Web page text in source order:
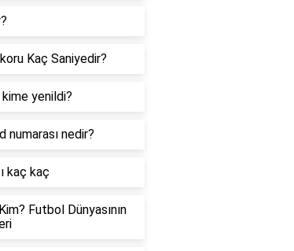
Kaç Saniyedir?
yenildi?
numarası nedir?
kaç kaç
Futbol Dünyasının